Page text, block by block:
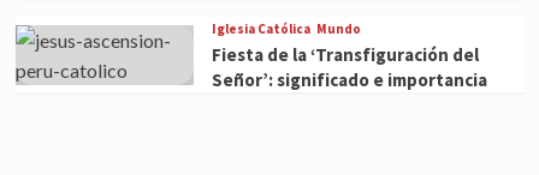
Iglesia Católica Mundo
Fiesta de la ‘Transfiguración del
Señor’: significado e importancia